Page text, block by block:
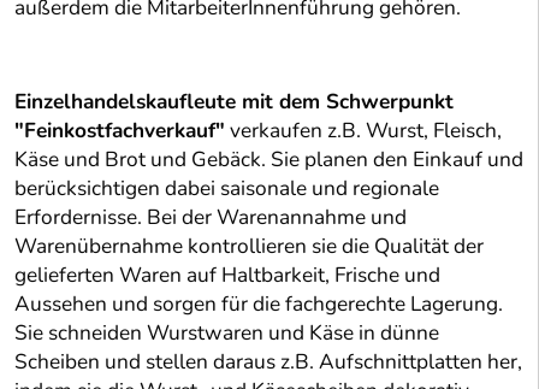
außerdem die MitarbeiterInnenführung gehören.
Einzelhandelskaufleute mit dem Schwerpunkt
"Feinkostfachverkauf" verkaufen z.B. Wurst, Fleisch,
Käse und Brot und Gebäck. Sie planen den Einkauf und
berücksichtigen dabei saisonale und regionale
Erfordernisse. Bei der Warenannahme und
Warenübernahme kontrollieren sie die Qualität der
gelieferten Waren auf Haltbarkeit, Frische und
Aussehen und sorgen für die fachgerechte Lagerung.
Sie schneiden Wurstwaren und Käse in dünne
Scheiben und stellen daraus z.B. Aufschnittplatten her,